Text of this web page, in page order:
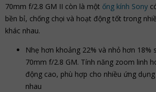
70mm f/2.8 GM II còn là một ống kính Sony
bền bỉ, chống chọi và hoạt động tốt trong
khác nhau.
Nhẹ hơn khoảng 22% và nhỏ hơn 18%
70mm f/2.8 GM. Tính năng zoom linh
động cao, phù hợp cho nhiều ứng
nhau